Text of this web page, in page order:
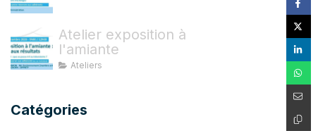
Atelier exposition à
l'amiante
Ateliers
Catégories